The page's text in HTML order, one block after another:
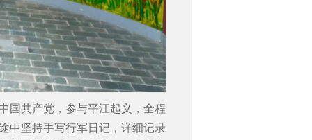
国共产党，参与平江起义，全程
中坚持手写行军日记，详细记录